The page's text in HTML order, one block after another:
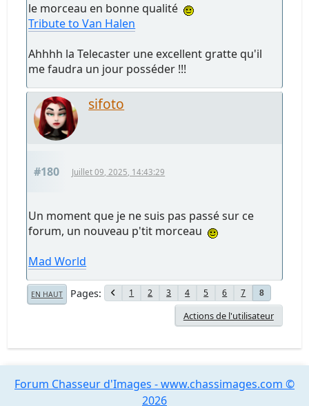
le morceau en bonne qualité
Tribute to Van Halen
Ahhhh la Telecaster une excellent gratte qu'il
me faudra un jour posséder !!!
sifoto
#180 Juillet 09, 2025, 14:43:29
Un moment que je ne suis pas passé sur ce
forum, un nouveau p'tit morceau
Mad World
EN HAUT Pages 1 2 3 4 5 6 7 8
Actions de l'utilisateur
Forum Chasseur d'Images - www.chassimages.com ©
2026